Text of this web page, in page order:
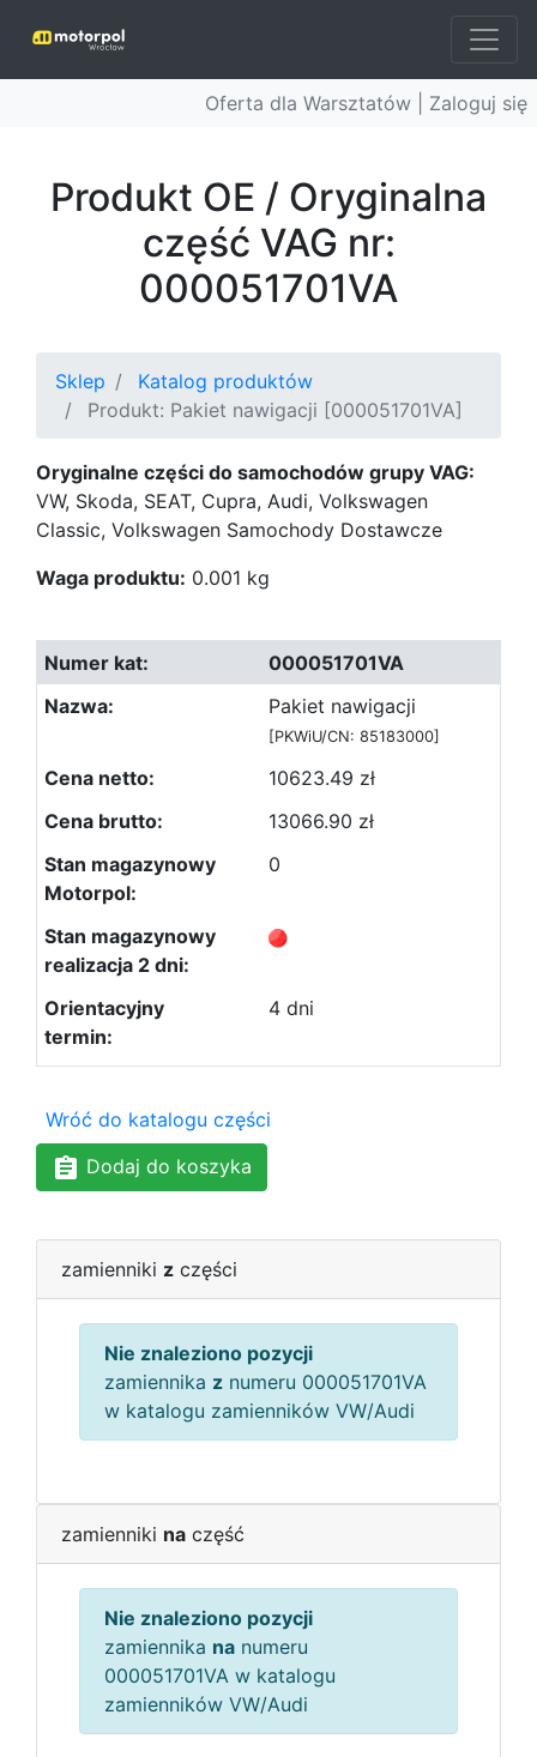
Oferta dla Warsztatów | Zaloguj się
Produkt OE / Oryginalna
część VAG nr:
000051701VA
Sklep
Katalog produktów
Produkt: Pakiet nawigacji [000051701VA]
Oryginalne części do samochodów grupy VAG:
VW, Skoda, SEAT, Cupra, Audi, Volkswagen
Classic, Volkswagen Samochody Dostawcze
Waga produktu: 0.001 kg
000051701VA
Pakiet nawigacji
[PKWiU/CN: 85183000]
10623.49 zł
13066.90 zł
0
4 dni
Wróć do katalogu części
Dodaj do koszyka
zamienniki z części
Nie znaleziono pozycji
zamiennika z numeru 000051701VA
w katalogu zamienników VW/Audi
zamienniki na część
Nie znaleziono pozycji
zamiennika na numeru
000051701VA w katalogu
zamienników VW/Audi